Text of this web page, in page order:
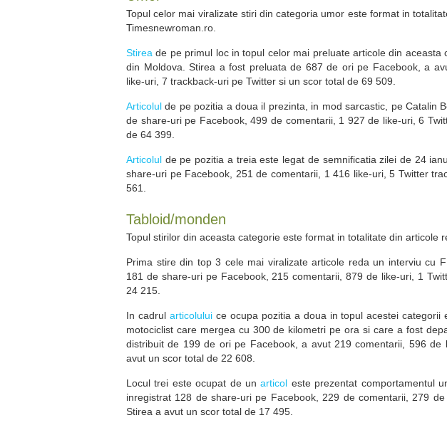
Topul celor mai viralizate stiri din categoria umor este format in
Timesnewroman.ro.
Stirea de pe primul loc in topul celor mai preluate articole din aceasta
din Moldova. Stirea a fost preluata de 687 de ori pe Facebook, a
like-uri, 7 trackback-uri pe Twitter si un scor total de 69 509.
Articolul de pe pozitia a doua il prezinta, in mod sarcastic, pe Catalin
de share-uri pe Facebook, 499 de comentarii, 1 927 de like-uri, 6
de 64 399.
Articolul de pe pozitia a treia este legat de semnificatia zilei de 24
share-uri pe Facebook, 251 de comentarii, 1 416 like-uri, 5 Twitter
561.
Tabloid/monden
Topul stirilor din aceasta categorie este format in totalitate din articole
Prima stire din top 3 cele mai viralizate articole reda un interviu cu
181 de share-uri pe Facebook, 215 comentarii, 879 de like-uri, 1
24 215.
In cadrul articoluluice ocupa pozitia a doua in topul acestei categorii
motociclist care mergea cu 300 de kilometri pe ora si care a fost
distribuit de 199 de ori pe Facebook, a avut 219 comentarii, 596 de
avut un scor total de 22 608.
Locul trei este ocupat de unarticol este prezentat comportamentul
inregistrat 128 de share-uri pe Facebook, 229 de comentarii, 279 de
Stirea a avut un scor total de 17 495.